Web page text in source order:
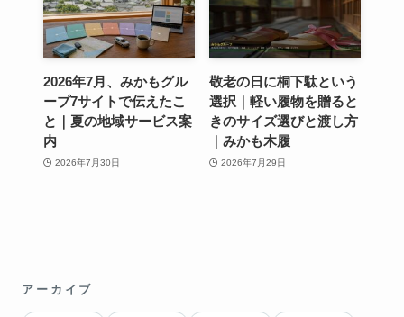
2026年7月、みかもグル
ープ7サイトで伝えたこ
と｜夏の地域サービス案
内
2026年7月30日
敬老の日に桐下駄という
選択｜軽い履物を贈ると
きのサイズ選びと渡し方
｜みかも木履
2026年7月29日
アーカイブ